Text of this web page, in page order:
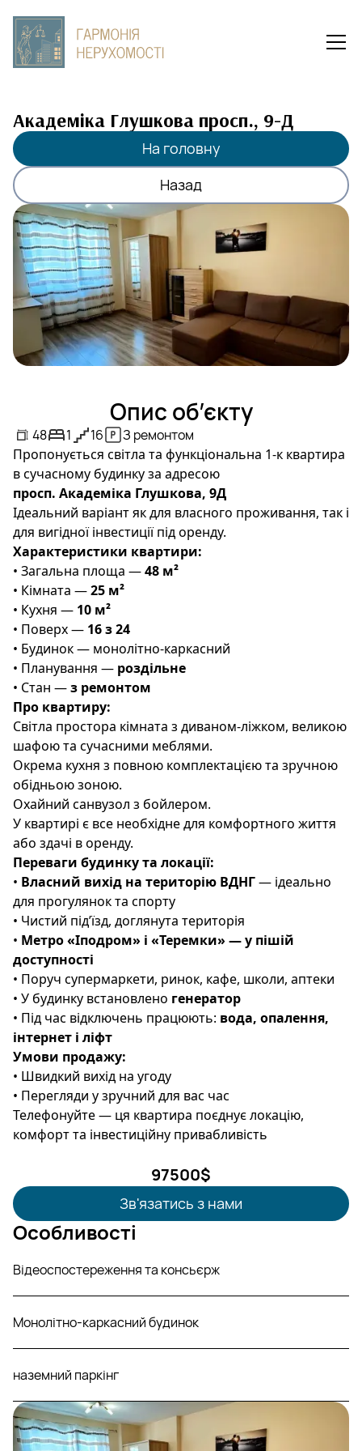
Академіка Глушкова просп., 9-Д
На головну
Назад
Опис об’єкту
48 1 16
З ремонтом
Пропонується світла та функціональна 1-к квартира
в сучасному будинку за адресою
просп. Академіка Глушкова, 9Д
Ідеальний варіант як для власного проживання, так і
для вигідної інвестиції під оренду.
Характеристики квартири:
• Загальна площа —48 м²
• Кімната —25 м²
• Кухня — 10 м²
• Поверх — 16 з 24
• Будинок — монолітно-каркасний
• Планування — роздільне
• Стан —з ремонтом
Про квартиру:
Світла простора кімната з диваном-ліжком, великою
шафою та сучасними меблями.
Окрема кухня з повною комплектацією та зручною
обідньою зоною.
Охайний санвузол з бойлером.
У квартирі є все необхідне для комфортного життя
або здачі в оренду.
Переваги будинку та локації:
• Власний вихід на територію ВДНГ— ідеально
для прогулянок та спорту
• Чистий під’їзд, доглянута територія
• Метро «Іподром» і «Теремки» — у пішій
доступності
• Поруч супермаркети, ринок, кафе, школи, аптеки
• У будинку встановлено генератор
• Під час відключень працюють: вода, опалення,
інтернет і ліфт
Умови продажу:
• Швидкий вихід на угоду
• Перегляди у зручний для вас час
Телефонуйте — ця квартира поєднує локацію,
комфорт та інвестиційну привабливість
97500$
Зв'язатись з нами
Особливості
Відеоспостереження та консьєрж
Монолітно-каркасний будинок
наземний паркінг